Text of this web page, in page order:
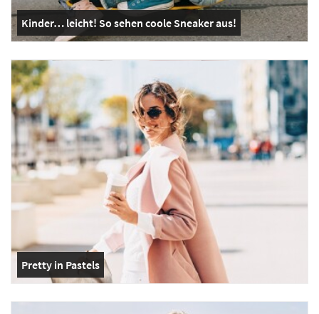
Kinder… leicht! So sehen coole Sneaker aus!
Pretty in Pastels